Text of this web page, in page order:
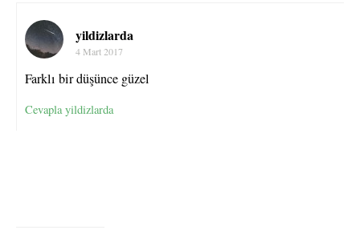
yildizlarda
4 Mart 2017
Farklı bir düşünce güzel
Cevapla yildizlarda